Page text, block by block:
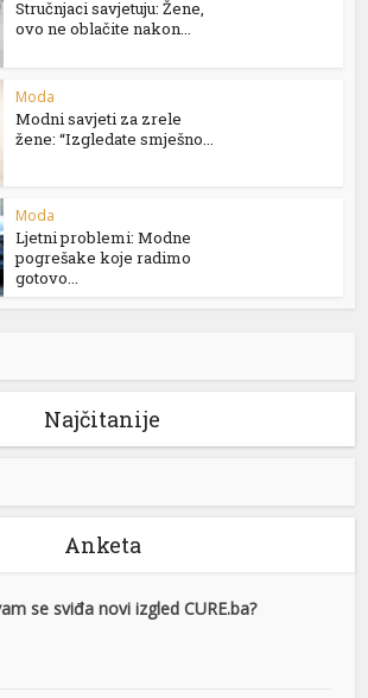
Stručnjaci savjetuju: Žene,
ovo ne oblačite nakon...
Moda
Modni savjeti za zrele
žene: “Izgledate smješno...
Moda
Ljetni problemi: Modne
pogrešake koje radimo
gotovo...
Najčitanije
Anketa
se sviđa novi izgled CURE.ba?